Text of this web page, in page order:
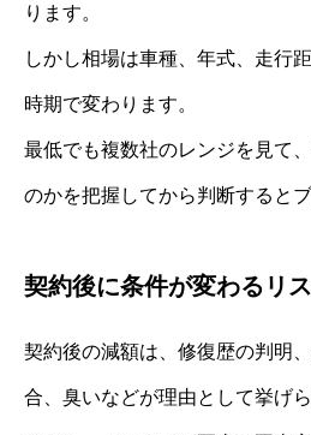
ります。
しかし相場は車種、年式、走行
時期で変わります。
最低でも複数社のレンジを見て
のかを把握してから判断するとブ
契約後に条件が変わるリ
契約後の減額は、修復歴の判明
合、臭いなどが理由として挙げら